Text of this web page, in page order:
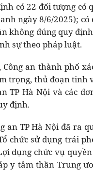
có 22 đối tượng
ngày 8/6/2025);
không đúng quy
sự theo pháp luật.
an thành phố
trọng, thủ đoạn tinh
TP Hà Nội và các
định.
an TP Hà Nội đã
chức sử dụng trái
dụng chức vụ
y tâm thần Trung